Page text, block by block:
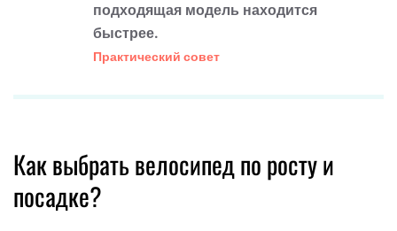
подходящая модель находится
быстрее.
Практический совет
Как выбрать велосипед по росту и
посадке?